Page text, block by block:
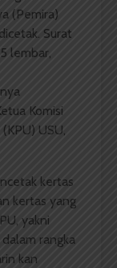
(Pemira)
Surat
lembar,
Komisi
USU,
kertas
kertas yang
yakni
rangka
kan